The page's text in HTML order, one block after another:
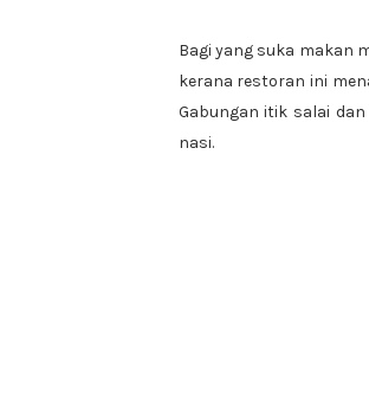
Bagi yang suka makan
kerana restoran ini
Gabungan itik salai
nasi.